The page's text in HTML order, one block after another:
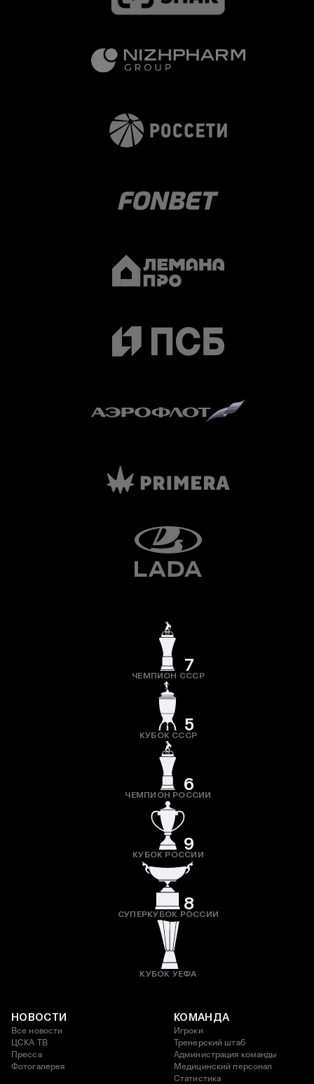
7
ЧЕМПИОН СССР
5
КУБОК СССР
6
ЧЕМПИОН РОССИИ
9
КУБОК РОССИИ
8
СУПЕРКУБОК РОССИИ
КУБОК УЕФА
НОВОСТИ
Все новости
ЦСКА ТВ
Пресса
Фотогалерея
КОМАНДА
Игроки
Тренерский штаб
Администрация команды
Медицинский персонал
Статистика